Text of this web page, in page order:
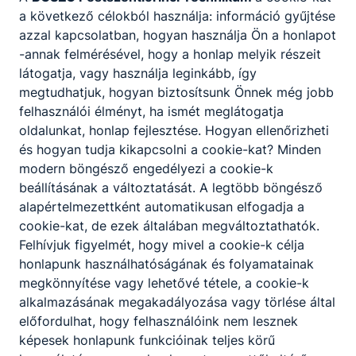
kínál, közösen kitűzött és megvalósított célok
elérése érdekében . A fenntarthatóság , az
egészséges életmód és a természet iránti
tisztelet olyan összetartozó hármas, amely a jövő
generációjára komoly hatást fog gyakorolni.
Az 5T mint edukációs program
Az 5T nem csupán életmódbeli iránymutatás,
hanem egy komplex edukációs program is, amely
hozzájárul a környezeti tudatosság, a társadalmi
felelősségvállalás és a fenntarthatósági ismeretek
terjesztéséhez . Az alapelvek oktatása és
terjesztése segít a résztvevőknek felismerni a
saját fogyasztási szokásaik hatását, és arra
ösztönöz, hogy mindannyiunk számára feladat a
környezetet óvó egyéni lépések megtétele.
Az 5T program az elméleti tudás mellett
gyakorlati tapasztalatokat is biztosít, például
a következő célokból használja: információ gyűjtése
azzal kapcsolatban, hogyan használja Ön a honlapot
-annak felmérésével, hogy a honlap melyik részeit
látogatja, vagy használja leginkább, így
megtudhatjuk, hogyan biztosítsunk Önnek még jobb
felhasználói élményt, ha ismét meglátogatja
oldalunkat, honlap fejlesztése. Hogyan ellenőrizheti
és hogyan tudja kikapcsolni a cookie-kat? Minden
modern böngésző engedélyezi a cookie-k
beállításának a változtatását. A legtöbb böngésző
alapértelmezettként automatikusan elfogadja a
cookie-kat, de ezek általában megváltoztathatók.
Felhívjuk figyelmét, hogy mivel a cookie-k célja
honlapunk használhatóságának és folyamatainak
megkönnyítése vagy lehetővé tétele, a cookie-k
alkalmazásának megakadályozása vagy törlése által
előfordulhat, hogy felhasználóink nem lesznek
képesek honlapunk funkcióinak teljes körű